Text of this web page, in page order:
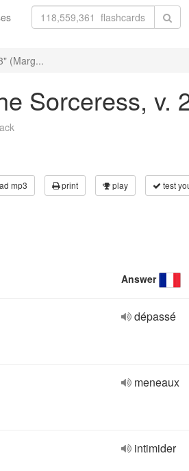
(Marg...
Sorceress, v.
mp3 print play test
Answer
dépassé
meneaux
intimider